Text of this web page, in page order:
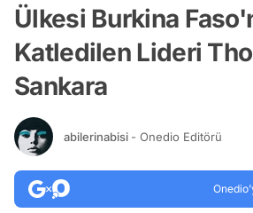
Ülkesi Burkina
Katledilen Lideri
Sankara
abilerinabisi - Onedio Editörü